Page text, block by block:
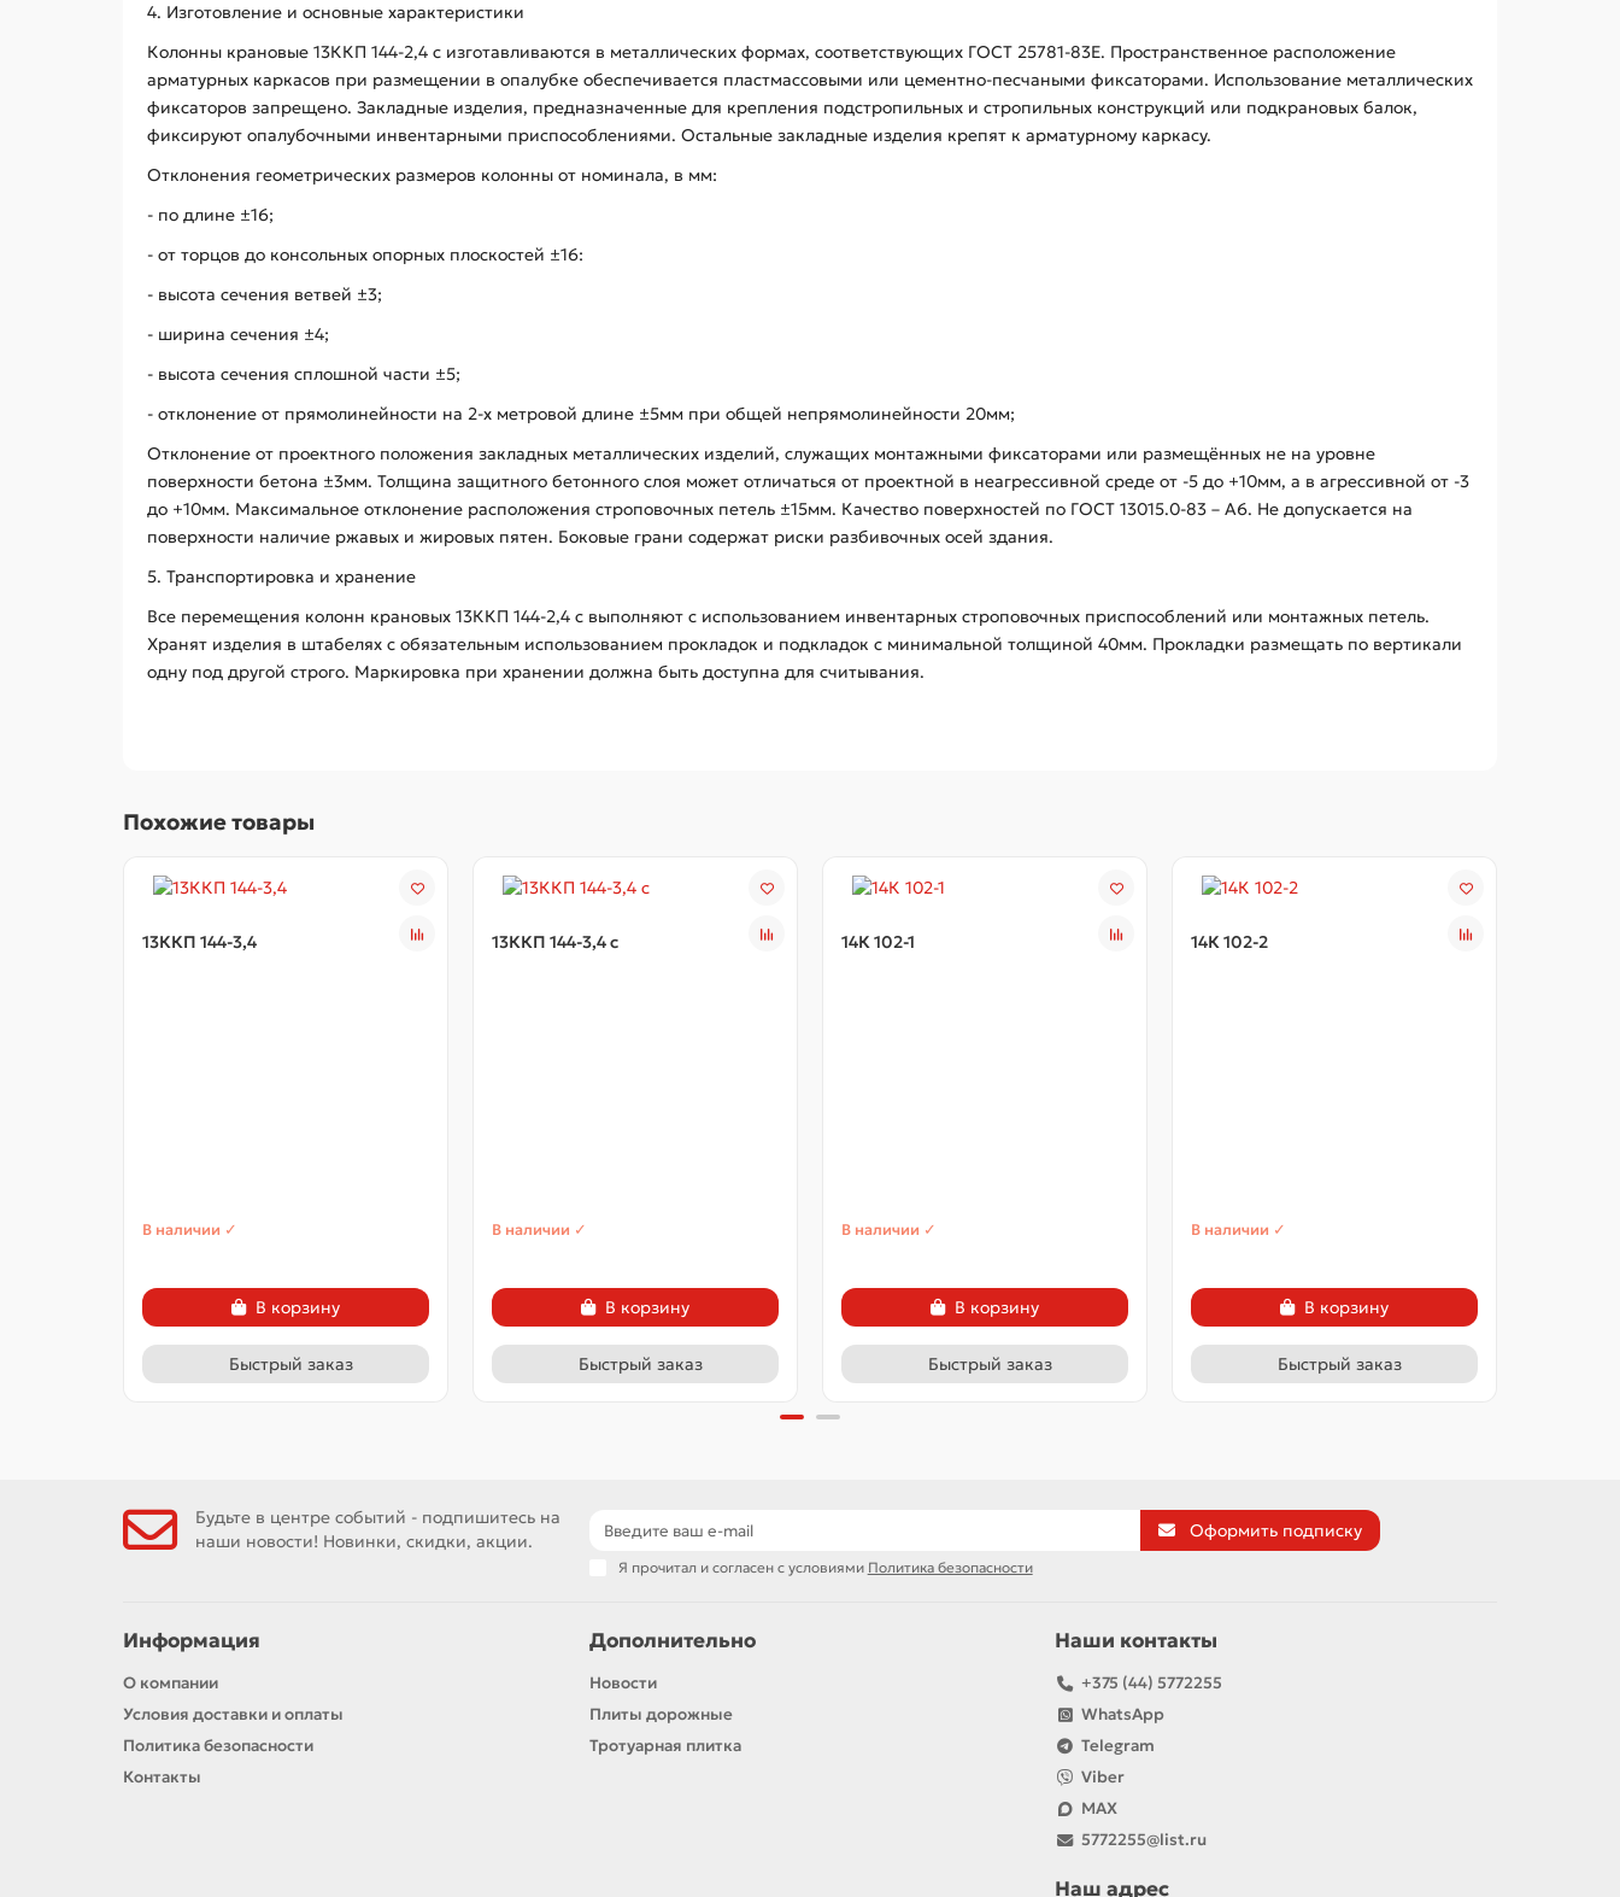
4. Изготовление и основные характеристики
Колонны крановые 13ККП 144-2,4 с изготавливаются в металлических формах, соответствующих ГОСТ 25781-83Е. Пространственное расположение
арматурных каркасов при размещении в опалубке обеспечивается пластмассовыми или цементно-песчаными фиксаторами. Использование металлических
фиксаторов запрещено. Закладные изделия, предназначенные для крепления подстропильных и стропильных конструкций или подкрановых балок,
фиксируют опалубочными инвентарными приспособлениями. Остальные закладные изделия крепят к арматурному каркасу.
Отклонения геометрических размеров колонны от номинала, в мм:
- по длине ±16;
- от торцов до консольных опорных плоскостей ±16:
- высота сечения ветвей ±3;
- ширина сечения ±4;
- высота сечения сплошной части ±5;
- отклонение от прямолинейности на 2-х метровой длине ±5мм при общей непрямолинейности 20мм;
Отклонение от проектного положения закладных металлических изделий, служащих монтажными фиксаторами или размещённых не на уровне
поверхности бетона ±3мм. Толщина защитного бетонного слоя может отличаться от проектной в неагрессивной среде от -5 до +10мм, а в агрессивной от -3
до +10мм. Максимальное отклонение расположения строповочных петель ±15мм. Качество поверхностей по ГОСТ 13015.0-83 – А6. Не допускается на
поверхности наличие ржавых и жировых пятен. Боковые грани содержат риски разбивочных осей здания.
5. Транспортировка и хранение
Все перемещения колонн крановых 13ККП 144-2,4 с выполняют с использованием инвентарных строповочных приспособлений или монтажных петель.
Хранят изделия в штабелях с обязательным использованием прокладок и подкладок с минимальной толщиной 40мм. Прокладки размещать по вертикали
одну под другой строго. Маркировка при хранении должна быть доступна для считывания.
Похожие товары
13ККП 144-3,4
В наличии ✓
В корзину
Быстрый заказ
13ККП 144-3,4 с
В наличии ✓
В корзину
Быстрый заказ
14К 102-1
В наличии ✓
В корзину
Быстрый заказ
14К 102-2
В наличии ✓
В корзину
Быстрый заказ
Будьте в центре событий - подпишитесь на
наши новости! Новинки, скидки, акции.
Оформить подписку
Я прочитал и согласен с условиями Политика безопасности
Информация
О компании
Условия доставки и оплаты
Политика безопасности
Контакты
Дополнительно
Новости
Плиты дорожные
Тротуарная плитка
Наши контакты
+375 (44) 5772255
WhatsApp
Telegram
Viber
MAX
5772255@list.ru
Наш адрес